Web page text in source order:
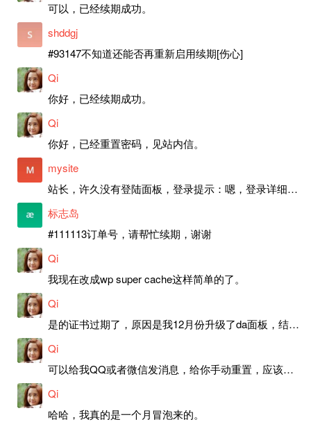
可以，已经续期成功。
shddgj
#93147不知道还能否再重新启用续期[伤心]
Qi
你好，已经续期成功。
Qi
你好，已经重置密码，见站内信。
mysite
站长，许久没有登陆面板，登录提示：嗯，登录详细信息似乎不正确。请重试。 网站还可以正常使用。如果是密码问题请帮忙重置一下密码。谢谢。订单号：97790，账号：aa20210950。 站长，提交了工单，你回复续期成功，不过我的问题是面部登陆信息有问题，一直是初始密码，现在无法登陆，有时间麻烦排查一下。
标志岛
#111113订单号，请帮忙续期，谢谢
Qi
我现在改成wp super cache这样简单的了。
Qi
是的证书过期了，原因是我12月份升级了da面板，结果后台证书就不更新了，目前还在排查问题。切换PHP版本现在没有了，因为DA新版不支持。
Qi
可以给我QQ或者微信发消息，给你手动重置，应该是服务器插件有问题了，这个wp的主题太老了，导致现在好多的问题，网站的签到功能也是因为这个原因导致的。
Qi
哈哈，我真的是一个月冒泡来的。